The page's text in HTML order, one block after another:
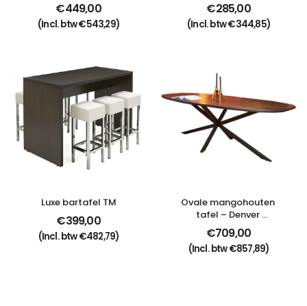
€449,00
(Incl. btw€543,29)
€285,00
(Incl. btw€344,85)
Luxe bartafel TM
€399,00
(Incl. btw€482,79)
Ovale mangohouten
tafel – Denver
Elegance zwart
€709,00
(Incl. btw€857,89)